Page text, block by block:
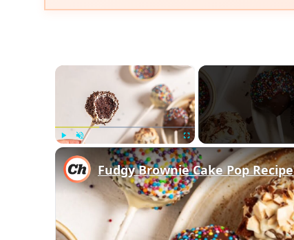
×
Play Fullscreen
Fudgy Brownie Cake Pop Recipe